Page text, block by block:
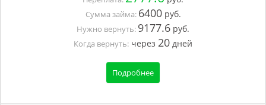
Сумма займа: 6400руб.
Нужно вернуть: 9177.6 руб.
Когда вернуть: через 20 дней
Подробнее